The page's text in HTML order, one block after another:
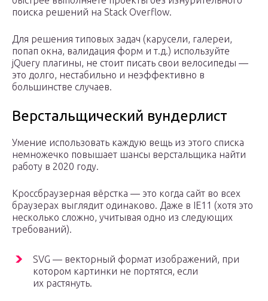
поиска решений на Stack Overflow.
Для решения типовых задач (карусели, галереи,
попап окна, валидация форм и т.д.) используйте
jQuery плагины, не стоит писать свои велосипеды —
это долго, нестабильно и неэффективно в
большинстве случаев.
Верстальщический вундерлист
Умение использовать каждую вещь из этого списка
немножечко повышает шансы верстальщика найти
работу в 2020 году.
Кроссбраузерная вёрстка — это когда сайт во всех
браузерах выглядит одинаково. Даже в IE11 (хотя это
несколько сложно, учитывая одно из следующих
требований).
SVG — векторный формат изображений, при
котором картинки не портятся, если
их растянуть.